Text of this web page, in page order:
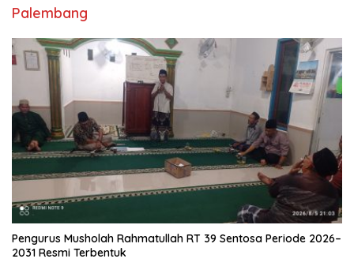
Palembang
Pengurus Musholah Rahmatullah RT 39 Sentosa Periode 2026–
2031 Resmi Terbentuk